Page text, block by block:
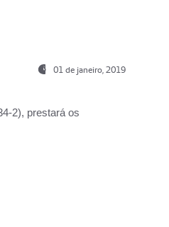
01 de janeiro, 2019
2), prestará os